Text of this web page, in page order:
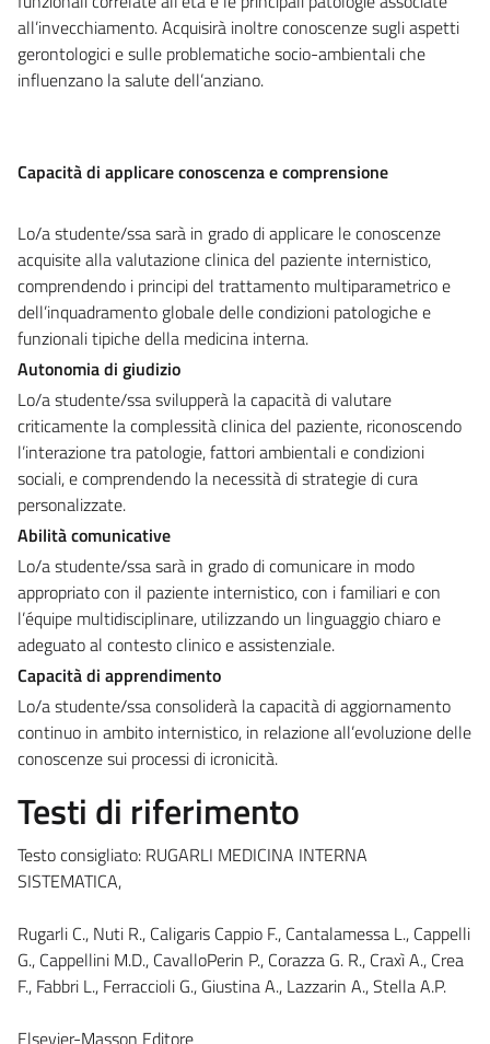
all’invecchiamento. Acquisirà inoltre conoscenze sugli aspetti
gerontologici e sulle problematiche socio-ambientali che
influenzano la salute dell’anziano.
Capacità di applicare conoscenza e comprensione
Lo/a studente/ssa sarà in grado di applicare le conoscenze
acquisite alla valutazione clinica del paziente internistico,
comprendendo i principi del trattamento multiparametrico e
dell’inquadramento globale delle condizioni patologiche e
funzionali tipiche della medicina interna.
Autonomia di giudizio
Lo/a studente/ssa svilupperà la capacità di valutare
criticamente la complessità clinica del paziente, riconoscendo
l’interazione tra patologie, fattori ambientali e condizioni
sociali, e comprendendo la necessità di strategie di cura
personalizzate.
Abilità comunicative
Lo/a studente/ssa sarà in grado di comunicare in modo
appropriato con il paziente internistico, con i familiari e con
l’équipe multidisciplinare, utilizzando un linguaggio chiaro e
adeguato al contesto clinico e assistenziale.
Capacità di apprendimento
Lo/a studente/ssa consoliderà la capacità di aggiornamento
continuo in ambito internistico, in relazione all’evoluzione delle
conoscenze sui processi di icronicità.
Testi di riferimento
Testo consigliato: RUGARLI MEDICINA INTERNA
SISTEMATICA,
Rugarli C., Nuti R., Caligaris Cappio F., Cantalamessa L., Cappelli
G., Cappellini M.D., CavalloPerin P., Corazza G. R., Craxì A., Crea
F., Fabbri L., Ferraccioli G., Giustina A., Lazzarin A., Stella A.P.
Elsevier-Masson Editore